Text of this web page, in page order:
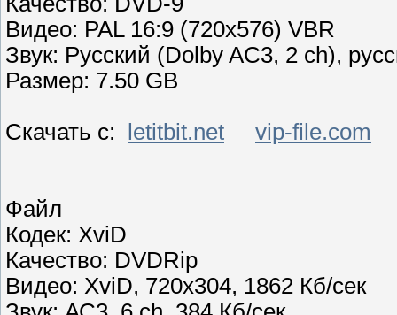
Видео: PAL 16:9 (720x576) VBR
Звук: Русский (Dolby AC3, 2 ch),
Размер: 7.50 GB
Скачать с: letitbit.net vip-file.com
Файл
Кодек: XviD
Качество: DVDRip
Видео: XviD, 720x304, 1862 Кб/сек